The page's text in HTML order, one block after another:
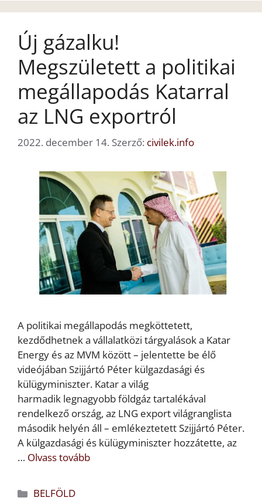
Új gázalku!
Megszületett a politikai
megállapodás Katarral
az LNG exportról
2022. december 14. Szerző: civilek.info
A politikai megállapodás megköttetett,
kezdődhetnek a vállalatközi tárgyalások a Katar
Energy és az MVM között – jelentette be élő
videójában Szijjártó Péter külgazdasági és
külügyminiszter. Katar a világ
harmadik legnagyobb földgáz tartalékával
rendelkező ország, az LNG export világranglista
második helyén áll – emlékeztetett Szijjártó Péter.
A külgazdasági és külügyminiszter hozzátette, az
… Olvass tovább
Kategória
BELFÖLD